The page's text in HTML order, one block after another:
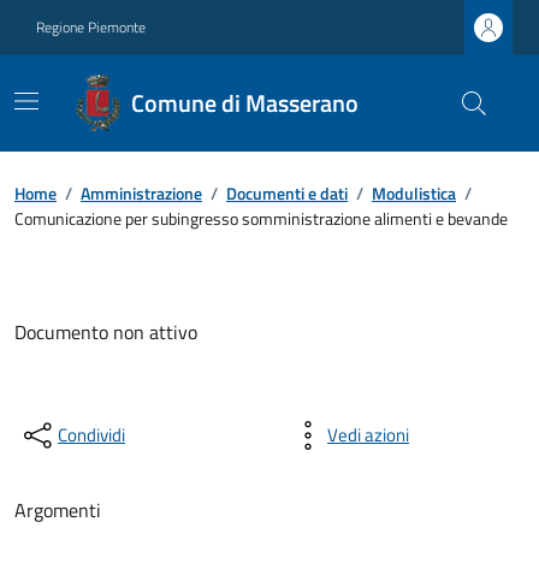
Regione Piemonte
Comune di Masserano
Home / Amministrazione / Documenti e dati / Modulistica /
Comunicazione per subingresso somministrazione alimenti e bevande
Documento non attivo
Condividi Vedi azioni
Argomenti